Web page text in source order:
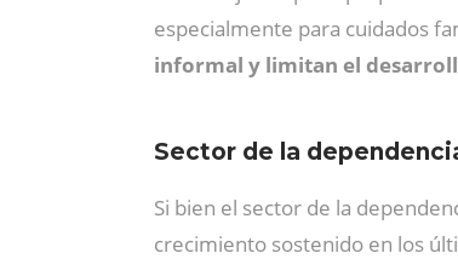
especialmente para cuidados
informal y limitan el
Sector de la
Si bien el sector de la
crecimiento sostenido en los